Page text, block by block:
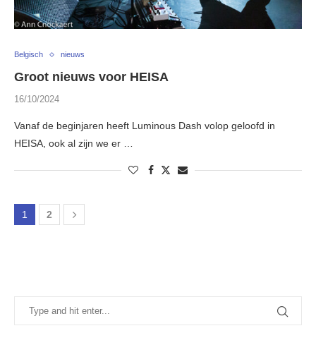
Belgisch nieuws
Groot nieuws voor HEISA
16/10/2024
Vanaf de beginjaren heeft Luminous Dash volop geloofd in
HEISA, ook al zijn we er …
1 2